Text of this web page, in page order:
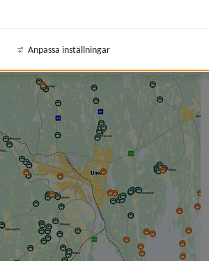
dokumentAnpassa inställningar